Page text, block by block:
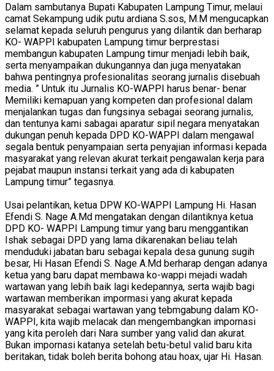
Dalam sambutanya Bupati Kabupaten Lampung Timur, melaui
camat Sekampung udik putu ardiana S.sos, M.M mengucapkan
selamat kepada seluruh pengurus yang dilantik dan berharap
KO- WAPPI kabupaten Lampung timur berprestasi
membangun kabupaten Lampung timur menjadi lebih baik,
serta menyampaikan dukungannya dan juga menyatakan
bahwa pentingnya profesionalitas seorang jurnalis disebuah
media. ” Untuk itu Jurnalis KO-WAPPI harus benar- benar
Memiliki kemapuan yang kompeten dan profesional dalam
menjalankan tugas dan fungsinya sebagai seorang jurnalis,
dan tentunya kami sabagai aparatur sipil negara menyatakan
dukungan penuh kepada DPD KO-WAPPI dalam mengawal
segala bentuk penyampaian serta penyajian informasi kepada
masyarakat yang relevan akurat terkait pengawalan kerja para
pejabat maupun instansi terkait yang ada di kabupaten
Lampung timur” tegasnya.
Usai pelantikan, ketua DPW KO-WAPPI Lampung Hi. Hasan
Efendi S. Nage A.Md mengatakan dengan dilantiknya ketua
DPD KO- WAPPI Lampung timur yang baru menggantikan
Ishak sebagai DPD yang lama dikarenakan beliau telah
menduduki jabatan baru sebagai kepala desa gunung sugih
besar, Hi Hasan Efendi S. Nage A.Md berharap dengan adanya
ketua yang baru dapat membawa ko-wappi mejadi wadah
wartawan yang lebih baik lagi kedepannya, serta wajib bagi
wartawan memberikan impormasi yang akurat kepada
masyarakat sebagai wartawan yang tebmgabung dalam KO-
WAPPI, kita wajib melacak dan mengembangkan impornasi
yang kita peroleh dari Nara sumber yang valid dan akurat.
Bukan impornasi katanya setelah betu-betul valid baru kita
beritakan, tidak boleh berita bohong atau hoax, ujar Hi. Hasan.